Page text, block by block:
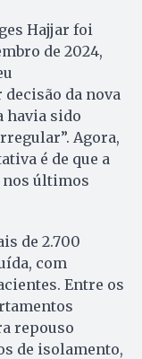
Hajjar foi
de 2024,
da nova
havia sido
Agora,
é de que a
nos últimos
de 2.700
com
Entre os
repouso
de isolamento,